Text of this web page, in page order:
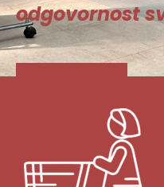
odgovornost